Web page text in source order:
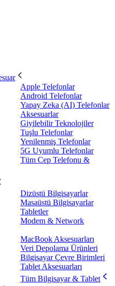
Apple Telefonlar
Android Telefonlar
Yapay Zeka (AI) Telefonlar
Aksesuarlar
Giyilebilir Teknolojiler
Tuşlu Telefonlar
Yenilenmiş Telefonlar
5G Uyumlu Telefonlar
Tüm Cep Telefonu &
Dizüstü Bilgisayarlar
Masaüstü Bilgisayarlar
Tabletler
Modem & Network
MacBook Aksesuarları
Veri Depolama Ürünleri
Bilgisayar Çevre Birimleri
Tablet Aksesuarları
Tüm Bilgisayar & Tablet